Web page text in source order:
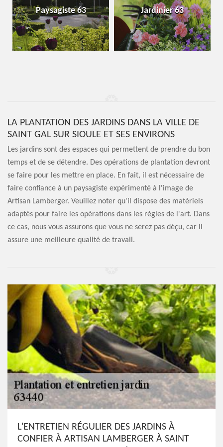
Paysagiste 63 Jardinier 63
LA PLANTATION DES JARDINS DANS LA VILLE DE
SAINT GAL SUR SIOULE ET SES ENVIRONS
Les jardins sont des espaces qui permettent de prendre du bon
temps et de se détendre. Des opérations de plantation devront
se faire pour les mettre en place. En fait, il est nécessaire de
faire confiance à un paysagiste expérimenté à l'image de
Artisan Lamberger. Veuillez noter qu'il dispose des matériels
adaptés pour faire les opérations dans les règles de l'art. Dans
ce cas, nous vous assurons que vous ne serez pas déçu, car il
assure une meilleure qualité de travail.
L'ENTRETIEN RÉGULIER DES JARDINS À
CONFIER À ARTISAN LAMBERGER À SAINT